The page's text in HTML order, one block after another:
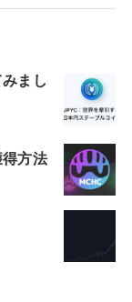
まし
方法